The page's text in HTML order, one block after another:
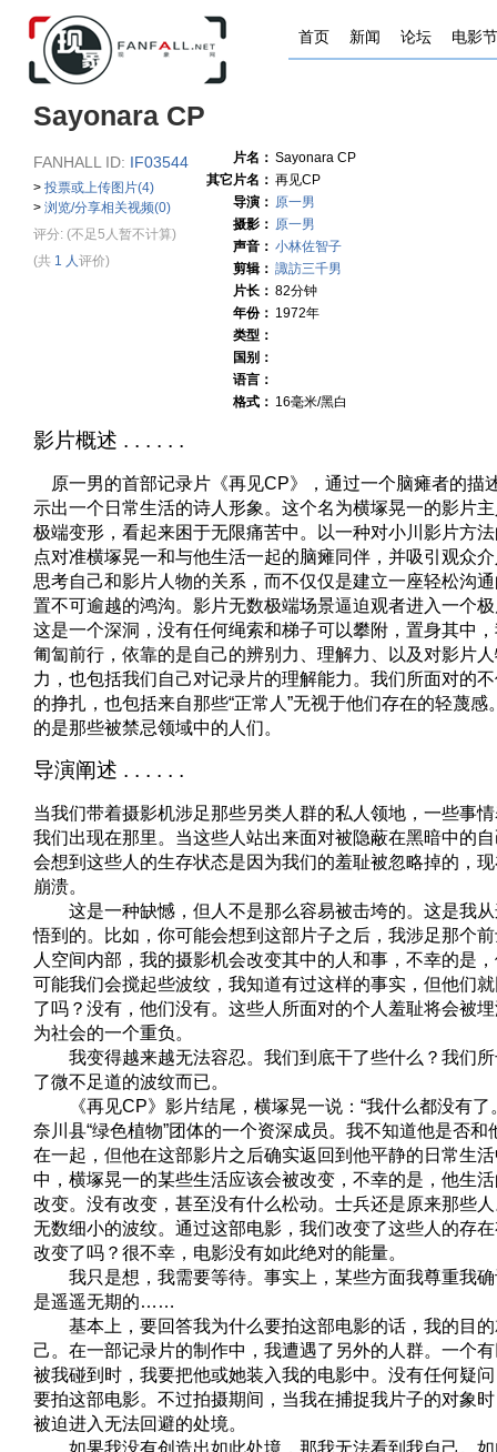
首页 新闻 论坛 电影节
Sayonara CP
FANHALL ID: IF03544
> 投票或上传图片(4)
> 浏览/分享相关视频(0)
评分: (不足5人暂不计算)
(共 1 人评价)
片名： Sayonara CP
其它片名： 再见CP
导演： 原一男
摄影： 原一男
声音： 小林佐智子
剪辑： 諏訪三千男
片长： 82分钟
年份： 1972年
类型：
国别：
语言：
格式： 16毫米/黑白
影片概述 . . . . . .
原一男的首部记录片《再见CP》，通过一个脑瘫者的描
示出一个日常生活的诗人形象。这个名为横塚晃一的影片
极端变形，看起来困于无限痛苦中。以一种对小川影片方
点对准横塚晃一和与他生活一起的脑瘫同伴，并吸引观众
思考自己和影片人物的关系，而不仅仅是建立一座轻松沟
置不可逾越的鸿沟。影片无数极端场景逼迫观者进入一个
这是一个深洞，没有任何绳索和梯子可以攀附，置身其中
匍匐前行，依靠的是自己的辨别力、理解力、以及对影片
力，也包括我们自己对记录片的理解能力。我们所面对的
的挣扎，也包括来自那些“正常人”无视于他们存在的轻蔑感
的是那些被禁忌领域中的人们。
导演阐述 . . . . . .
当我们带着摄影机涉足那些另类人群的私人领地，一些事
我们出现在那里。当这些人站出来面对被隐蔽在黑暗中的
会想到这些人的生存状态是因为我们的羞耻被忽略掉的，
崩溃。
这是一种缺憾，但人不是那么容易被击垮的。这是我从
悟到的。比如，你可能会想到这部片子之后，我涉足那个
人空间内部，我的摄影机会改变其中的人和事，不幸的是
可能我们会搅起些波纹，我知道有过这样的事实，但他们
了吗？没有，他们没有。这些人所面对的个人羞耻将会被
为社会的一个重负。
我变得越来越无法容忍。我们到底干了些什么？我们所
了微不足道的波纹而已。
《再见CP》影片结尾，横塚晃一说：“我什么都没有了
奈川县“绿色植物”团体的一个资深成员。我不知道他是否和
在一起，但他在这部影片之后确实返回到他平静的日常生
中，横塚晃一的某些生活应该会被改变，不幸的是，他生
改变。没有改变，甚至没有什么松动。士兵还是原来那些
无数细小的波纹。通过这部电影，我们改变了这些人的存
改变了吗？很不幸，电影没有如此绝对的能量。
我只是想，我需要等待。事实上，某些方面我尊重我确
是遥遥无期的……
基本上，要回答我为什么要拍这部电影的话，我的目的
己。在一部记录片的制作中，我遭遇了另外的人群。一个
被我碰到时，我要把他或她装入我的电影中。没有任何疑
要拍这部电影。不过拍摄期间，当我在捕捉我片子的对象
被迫进入无法回避的处境。
如果我没有创造出如此处境，那我无法看到我自己。如